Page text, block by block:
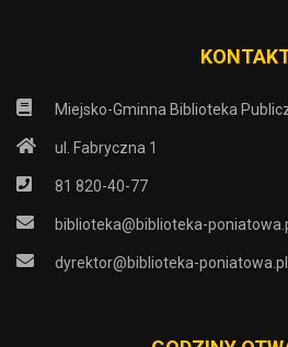
Miejsko-Gminna Biblioteka
ul. Fabryczna 1
81 820-40-77
biblioteka@biblioteka-
dyrektor@biblioteka-poniatowa.pl